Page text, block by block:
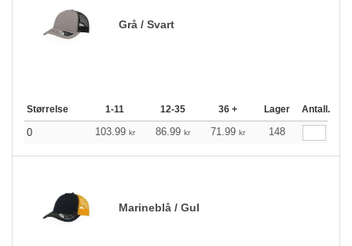
Grå / Svart
Størrelse 1-11 12-35 36 + Lager Antall.
0 103.99 kr 86.99 kr 71.99 kr 148
Marineblå / Gul